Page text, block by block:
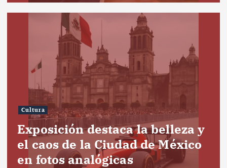
Cultura
Exposición destaca la belleza y
el caos de la Ciudad de México
en fotos analógicas